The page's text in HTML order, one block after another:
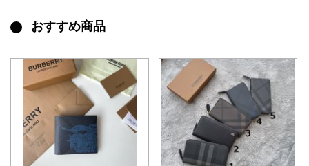
おすすめ商品